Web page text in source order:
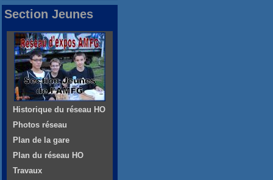
Section Jeunes
Historique du réseau HO
Photos réseau
Plan de la gare
Plan du réseau HO
Travaux